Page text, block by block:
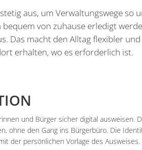
aus, um Verwaltungswege so
von zuhause erledigt
Das macht den Alltag flexibler
erhalten, wo es erforderlich ist.
und Bürger sicher digital ausweisen.
ohne den Gang ins Bürgerbüro. Die
der persönlichen Vorlage des Ausweises.